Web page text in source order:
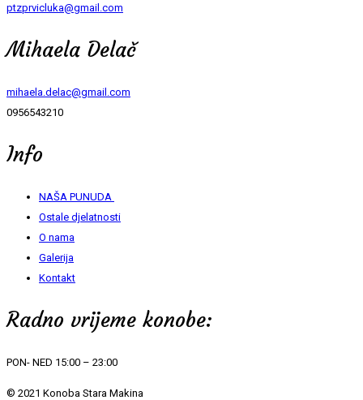
ptzprvicluka@gmail.com
Mihaela Delač
mihaela.delac@gmail.com
0956543210
Info
NAŠA PUNUDA
Ostale djelatnosti
O nama
Galerija
Kontakt
Radno vrijeme konobe:
PON- NED 15:00 – 23:00
© 2021 Konoba Stara Makina